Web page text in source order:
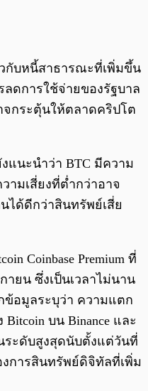
กับหนี้สาธารณะที่เพิ่มขึ้น
ลดการใช้จ่ายของรัฐบาล
กระตุ้นให้ตลาดคริปโต
แนะนำว่า BTC มีความ
ามเสี่ยงที่ต่ำกว่าอาจ
ได้ดีกว่าสินทรัพย์เสี่ย
Coinbase Premium ที่
ายน ซึ่งเป็นเวลาไม่นาน
ข้อมูลระบุว่า ความแตก
บน Binance และ
นระดับสูงสุดนับตั้งแต่วันที่
การสินทรัพย์ดิจิทัลที่เพิ่ม